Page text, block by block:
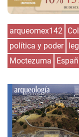
arqueomex142
política y poder
Moctezuma